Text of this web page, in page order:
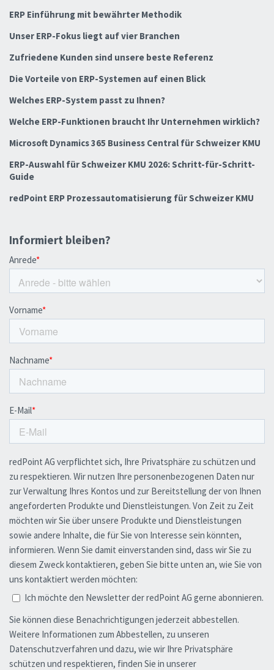
ERP Einführung mit bewährter Methodik
Unser ERP-Fokus liegt auf vier Branchen
Zufriedene Kunden sind unsere beste Referenz
Die Vorteile von ERP-Systemen auf einen Blick
Welches ERP-System passt zu Ihnen?
Welche ERP-Funktionen braucht Ihr Unternehmen wirklich?
Microsoft Dynamics 365 Business Central für Schweizer KMU
ERP-Auswahl für Schweizer KMU 2026: Schritt-für-Schritt-
Guide
redPoint ERP Prozessautomatisierung für Schweizer KMU
Informiert bleiben?